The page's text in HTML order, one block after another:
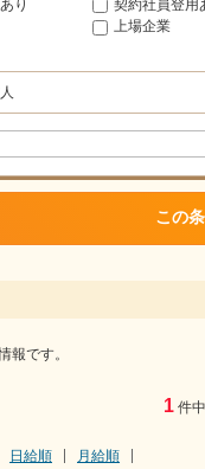
り
契約社員登用
上場企業
報です。
1 件中
日給順 月給順